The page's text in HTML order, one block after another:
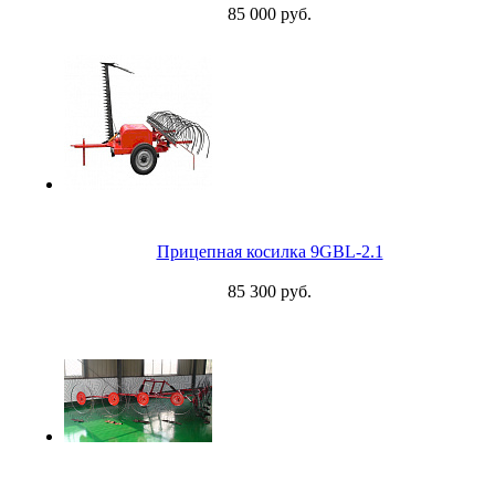
85 000 руб.
Прицепная косилка 9GBL-2.1
85 300 руб.